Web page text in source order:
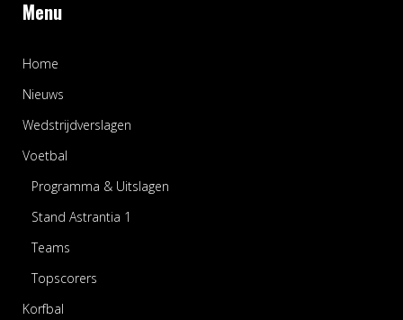
Menu
Home
Nieuws
Wedstrijdverslagen
Voetbal
Programma & Uitslagen
Stand Astrantia 1
Teams
Topscorers
Korfbal